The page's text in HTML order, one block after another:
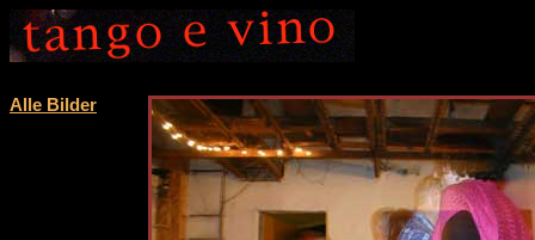
Alle Bilder